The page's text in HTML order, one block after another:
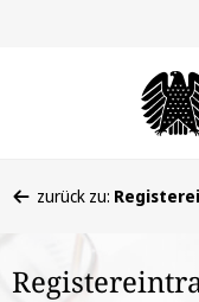
befinden
hier:
zurück zu: